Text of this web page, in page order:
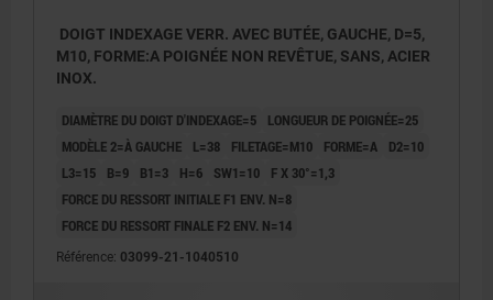
DOIGT INDEXAGE VERR. AVEC BUTÉE, GAUCHE, D=5,
M10, FORME:A POIGNÉE NON REVÊTUE, SANS, ACIER
INOX.
DIAMÈTRE DU DOIGT D'INDEXAGE=5
LONGUEUR DE POIGNÉE=25
MODÈLE 2=À GAUCHE
L=38 FILETAGE=M10 FORME=A
D2=10
L3=15
B=9 B1=3 H=6 SW1=10
F X 30°=1,3
FORCE DU RESSORT INITIALE F1 ENV. N=8
FORCE DU RESSORT FINALE F2 ENV. N=14
Référence: 03099-21-1040510